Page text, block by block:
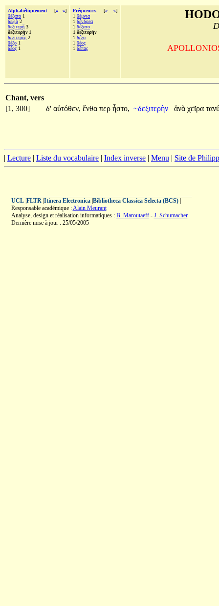
Alphabétiquement [« »]
δέξατο 1
δεξιὰ 2
δεξιτερῇ 3
δεξιτερὴν 1
δεξιτερῆς 2
δέξο 1
δέος 1
Fréquences [« »]
1 δέμνια
1 δένδρεα
1 δέξατο
1 δεξιτερὴν
1 δέξο
1 δέος
1 δέπας
Chant, vers
[1, 300]
δ' αὐτόθεν, ἔνθα περ ἧστο, ~δεξιτερὴν ἀνὰ χεῖρα
| Lecture | Liste du vocabulaire | Index inverse | Menu | Site de
UCL| FLTR| Itinera Electronica| Bibliotheca Classica Selecta (BCS)|
Responsable académique :Alain Meurant
Analyse, design et réalisation informatiques : B. Maroutaeff- J. Schumacher
Dernière mise à jour : 25/05/2005